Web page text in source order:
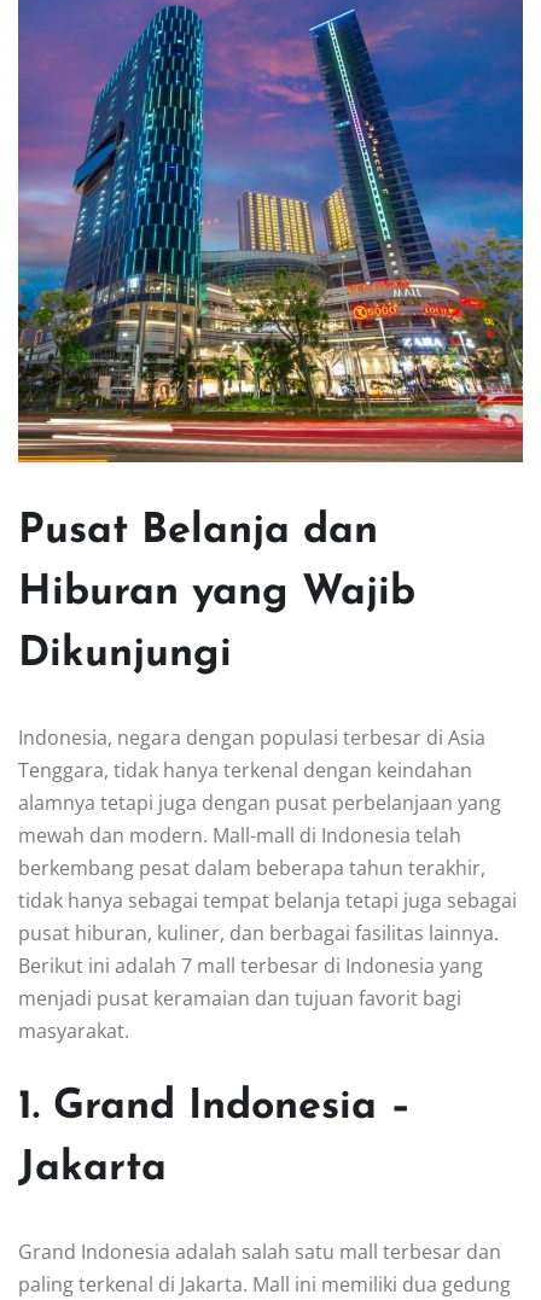
Pusat Belanja dan
Hiburan yang Wajib
Dikunjungi
Indonesia, negara dengan populasi terbesar di Asia
Tenggara, tidak hanya terkenal dengan keindahan
alamnya tetapi juga dengan pusat perbelanjaan yang
mewah dan modern. Mall-mall di Indonesia telah
berkembang pesat dalam beberapa tahun terakhir,
tidak hanya sebagai tempat belanja tetapi juga sebagai
pusat hiburan, kuliner, dan berbagai fasilitas lainnya.
Berikut ini adalah 7 mall terbesar di Indonesia yang
menjadi pusat keramaian dan tujuan favorit bagi
masyarakat.
1. Grand Indonesia –
Jakarta
Grand Indonesia adalah salah satu mall terbesar dan
paling terkenal di Jakarta. Mall ini memiliki dua gedung